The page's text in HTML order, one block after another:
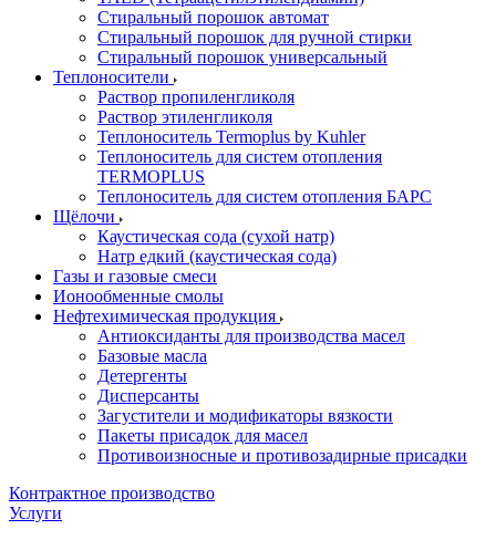
Стиральный порошок автомат
Стиральный порошок для ручной стирки
Стиральный порошок универсальный
Теплоносители
Раствор пропиленгликоля
Раствор этиленгликоля
Теплоноситель Termoplus by Kuhler
Теплоноситель для систем отопления
TERMOPLUS
Теплоноситель для систем отопления БАРС
Щёлочи
Каустическая сода (сухой натр)
Натр едкий (каустическая сода)
Газы и газовые смеси
Ионообменные смолы
Нефтехимическая продукция
Антиоксиданты для производства масел
Базовые масла
Детергенты
Дисперсанты
Загустители и модификаторы вязкости
Пакеты присадок для масел
Противоизносные и противозадирные присадки
Контрактное производство
Услуги